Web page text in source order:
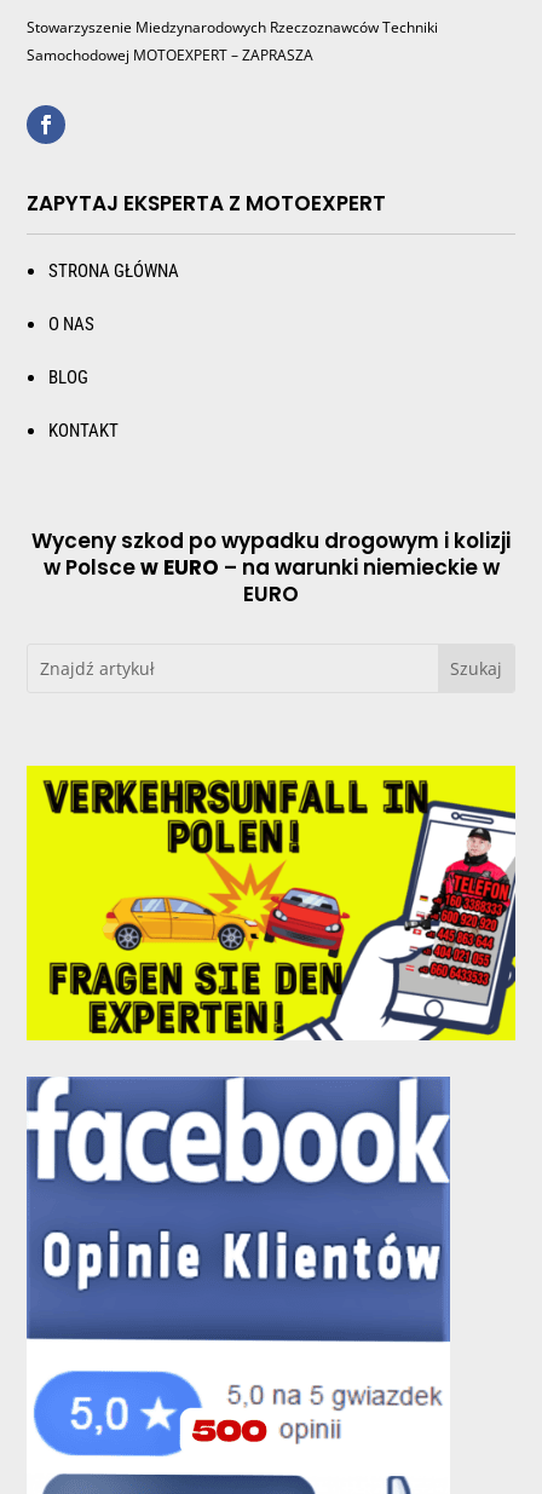
Stowarzyszenie Miedzynarodowych Rzeczoznawców Techniki
Samochodowej MOTOEXPERT – ZAPRASZA
ZAPYTAJ EKSPERTA Z MOTOEXPERT
STRONA GŁÓWNA
O NAS
BLOG
KONTAKT
Wyceny szkod po wypadku drogowym i kolizji
w Polscew EURO – na warunki niemieckie w
EURO